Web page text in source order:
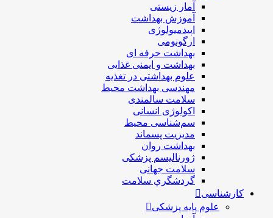
آمار زیستی
آموزش بهداشت
اپیدمیولوژی
ارگونومی
بهداشت حرفه ای
بهداشت و ایمنی غذایی
علوم بهداشتی در تغذیه
مهندسی بهداشت محيط
سلامت سالمندی
اکولوژی انسانی
سم‌شناسی محیط
مدیریت پسماند
بهداشت روان
ژورنالیسم پزشکی
سلامت جهانی
گردشگري سلامت
کارشناسی
علوم پایه پزشکی